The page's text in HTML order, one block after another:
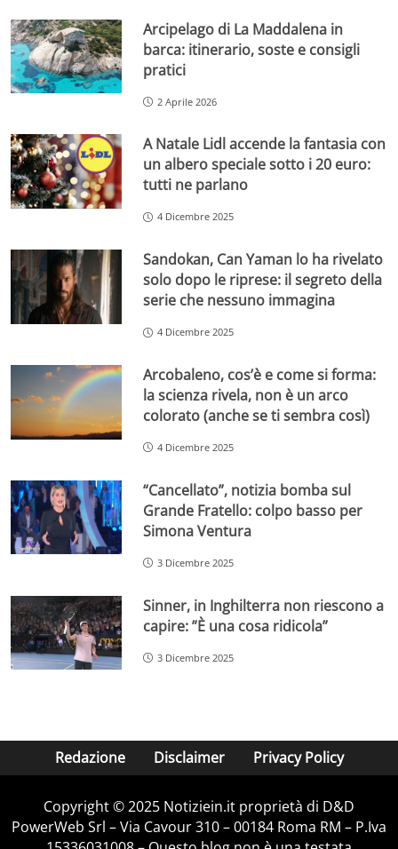
Arcipelago di La Maddalena in
barca: itinerario, soste e consigli
pratici
2 Aprile 2026
A Natale Lidl accende la fantasia con
un albero speciale sotto i 20 euro:
tutti ne parlano
4 Dicembre 2025
Sandokan, Can Yaman lo ha rivelato
solo dopo le riprese: il segreto della
serie che nessuno immagina
4 Dicembre 2025
Arcobaleno, cos’è e come si forma:
la scienza rivela, non è un arco
colorato (anche se ti sembra così)
4 Dicembre 2025
“Cancellato”, notizia bomba sul
Grande Fratello: colpo basso per
Simona Ventura
3 Dicembre 2025
Sinner, in Inghilterra non riescono a
capire: ”È una cosa ridicola”
3 Dicembre 2025
Redazione Disclaimer Privacy Policy
Copyright © 2025 Notiziein.it proprietà di D&D
PowerWeb Srl – Via Cavour 310 – 00184 Roma RM – P.Iva